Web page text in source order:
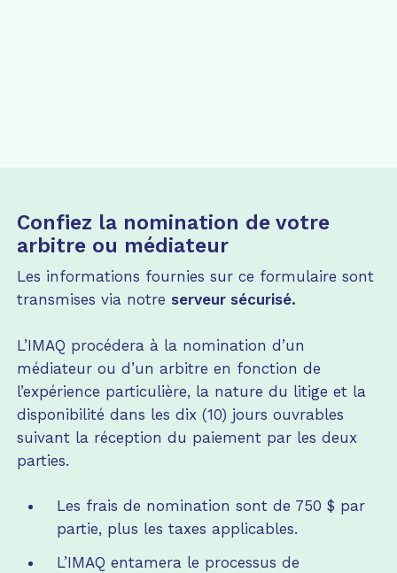
Confiez la nomination de votre
arbitre ou médiateur
Les informations fournies sur ce formulaire sont
transmises via notre serveur sécurisé.
L’IMAQ procédera à la nomination d’un
médiateur ou d’un arbitre en fonction de
l’expérience particulière, la nature du litige et la
disponibilité dans les dix (10) jours ouvrables
suivant la réception du paiement par les deux
parties.
Les frais de nomination sont de 750 $ par
partie, plus les taxes applicables.
L’IMAQ entamera le processus de